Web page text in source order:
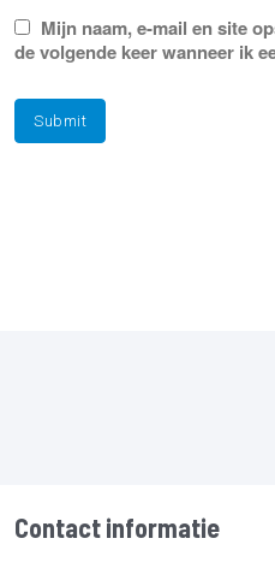
Mijn naam, e-mail en site
de volgende keer wanneer ik
Contact informatie